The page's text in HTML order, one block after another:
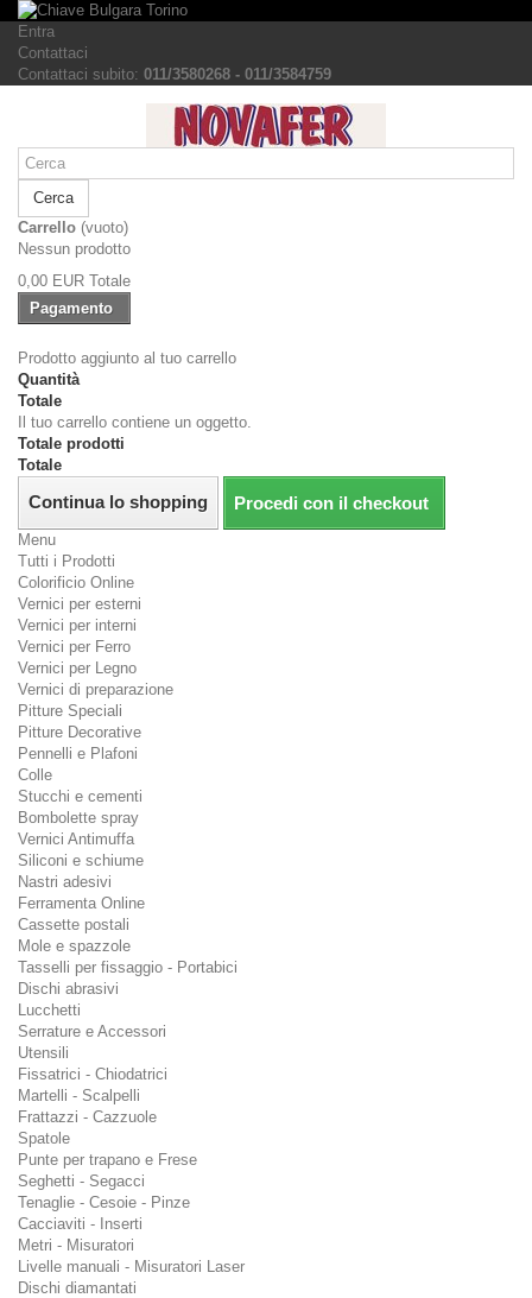
Entra
Contattaci
Contattaci subito: 011/3580268 - 011/3584759
Cerca
Carrello (vuoto)
Nessun prodotto
0,00 EUR Totale
Pagamento
Prodotto aggiunto al tuo carrello
Quantità
Totale
Il tuo carrello contiene un oggetto.
Totale prodotti
Totale
Continua lo shopping Procedi con il checkout
Menu
Tutti i Prodotti
Colorificio Online
Vernici per esterni
Vernici per interni
Vernici per Ferro
Vernici per Legno
Vernici di preparazione
Pitture Speciali
Pitture Decorative
Pennelli e Plafoni
Colle
Stucchi e cementi
Bombolette spray
Vernici Antimuffa
Siliconi e schiume
Nastri adesivi
Ferramenta Online
Cassette postali
Mole e spazzole
Tasselli per fissaggio - Portabici
Dischi abrasivi
Lucchetti
Serrature e Accessori
Utensili
Fissatrici - Chiodatrici
Martelli - Scalpelli
Frattazzi - Cazzuole
Spatole
Punte per trapano e Frese
Seghetti - Segacci
Tenaglie - Cesoie - Pinze
Cacciaviti - Inserti
Metri - Misuratori
Livelle manuali - Misuratori Laser
Dischi diamantati